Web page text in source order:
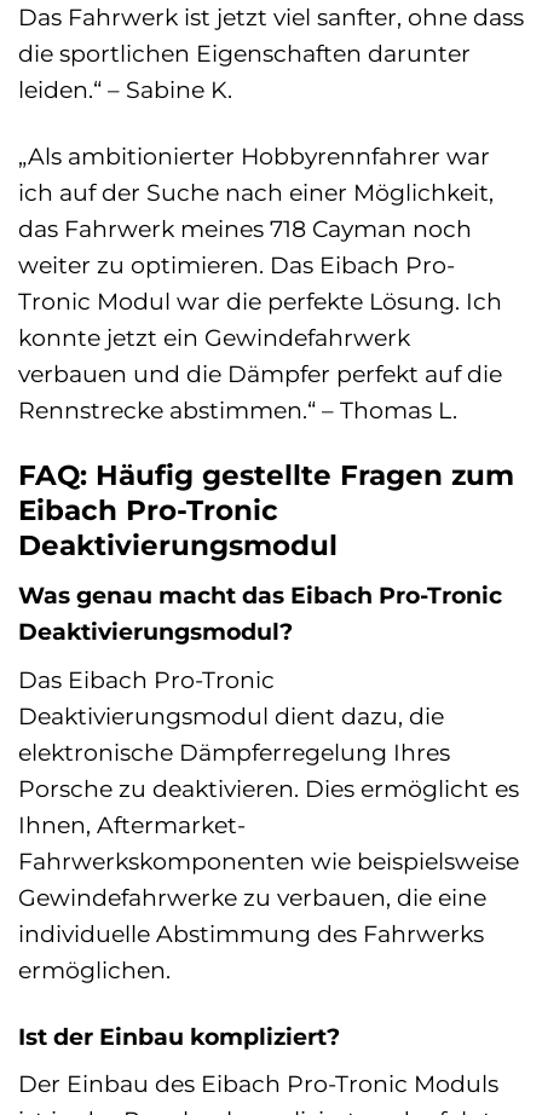
Das Fahrwerk ist jetzt viel sanfter, ohne dass
die sportlichen Eigenschaften darunter
leiden.“ – Sabine K.
„Als ambitionierter Hobbyrennfahrer war
ich auf der Suche nach einer Möglichkeit,
das Fahrwerk meines 718 Cayman noch
weiter zu optimieren. Das Eibach Pro-
Tronic Modul war die perfekte Lösung. Ich
konnte jetzt ein Gewindefahrwerk
verbauen und die Dämpfer perfekt auf die
Rennstrecke abstimmen.“ – Thomas L.
FAQ: Häufig gestellte Fragen zum
Eibach Pro-Tronic
Deaktivierungsmodul
Was genau macht das Eibach Pro-Tronic
Deaktivierungsmodul?
Das Eibach Pro-Tronic
Deaktivierungsmodul dient dazu, die
elektronische Dämpferregelung Ihres
Porsche zu deaktivieren. Dies ermöglicht es
Ihnen, Aftermarket-
Fahrwerkskomponenten wie beispielsweise
Gewindefahrwerke zu verbauen, die eine
individuelle Abstimmung des Fahrwerks
ermöglichen.
Ist der Einbau kompliziert?
Der Einbau des Eibach Pro-Tronic Moduls